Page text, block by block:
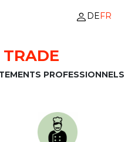
DEFR
PROFESSIONNELS